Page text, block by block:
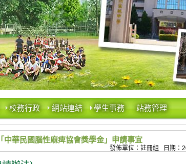
校務行政 網站連結 學生事務 站務管理
華民國腦性麻痺協會獎學金」申請事宜
發佈單位：註冊組 日期：